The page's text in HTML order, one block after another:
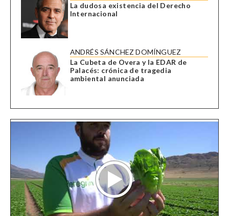
La dudosa existencia del Derecho
Internacional
ANDRÉS SÁNCHEZ DOMÍNGUEZ
La Cubeta de Overa y la EDAR de
Palacés: crónica de tragedia
ambiental anunciada